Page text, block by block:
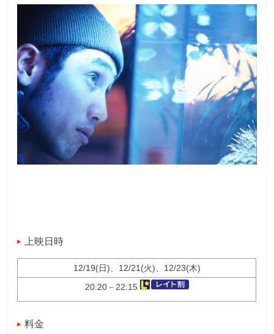
上映日時
12/19(日)、12/21(火)、12/23(木)
20:20－22:15
料金